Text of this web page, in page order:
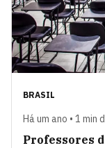
BRASIL
Há um ano • 1 min
Professores